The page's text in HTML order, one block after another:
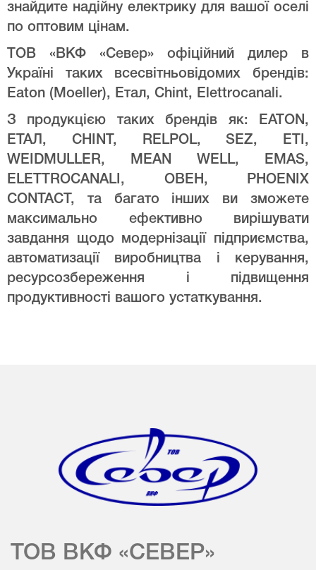
знайдите надійну електрику для вашої оселі
по оптовим цінам.
ТОВ «ВКФ «Север» офіційний дилер в
Україні таких всесвітньовідомих брендів:
Eaton (Moeller), Етал, Chint, Elettrocanali.
З продукцією таких брендів як: EATON,
ЕТАЛ, CHINT, RELPOL, SEZ, ETI,
WEIDMULLER, MEAN WELL, EMAS,
ELETTROCANALI, ОВЕН, PHOENIX
CONTACT, та багато інших ви зможете
максимально ефективно вирішувати
завдання щодо модернізації підприємства,
автоматизації виробництва і керування,
ресурсозбереження і підвищення
продуктивності вашого устаткування.
ТОВ ВКФ «СЕВЕР»